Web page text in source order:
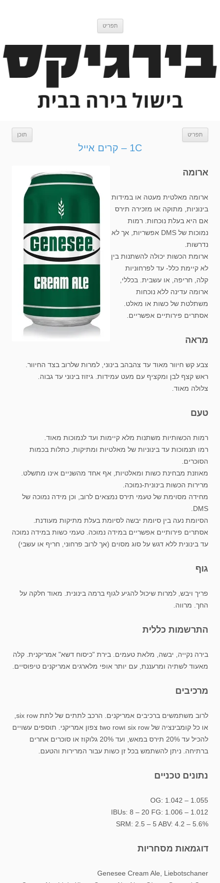
תפריט
תפריט תוכן
1C – קרים אייל
ארומה
ארומה מאלטית מעטה או במידות
בינוניות, מתוקה או מזכירה תירס
אם היא בעלת נוכחות. רמות
נמוכות של DMS אפשריות, אך לא
נדרשות.
ארומת הכשות יכולה להשתנות בין
לא קיימת כלל- עד לפרחוניות
קלה, חריפה, או עשבית. בכללי,
ארומה עדינה ללא נוכחות
משתלטת של כשות או מאלט.
אסתרים פירותיים אפשריים.
מראה
צבע קש חיוור מאוד עד צהבהב בינוני, למרות שלרוב בצד החיוור.
ראש קצף לבן ומקציף עם מעט עמידות. גיזוז בינוני עד גבוה.
צלולה מאוד.
טעם
רמות הכשותיות משתנות מלא קיימות ועד לנמוכות מאוד.
רמו תנמוכות עד בינוניות של מאלטיות ומתיקות, כתלות בכמות
הסוכרים.
מאוזנת מבחינת כשות ומאלטיות, אף אחד מהשניים אינו מתשלט.
מרירות הכשות בינונית-נמוכה.
מחידה מסוימת של טעמי תירס נמצאים לרוב, וכן מידה נמוכה של
DMS.
הסיומת נעה בין סיומת יבשה לסיומת בעלת מתיקות מעודנת.
אסתרים פירותיים אפשריים במידה נמוכה. טעמי כשות במידה נמוכה
עד בינונית ללא דגש על סוג מסוים (אך לרוב פרחוני, חריף או עשבי)
גוף
פריך ויבש, למרות שיכול להגיע לגוף ברמה בינונית. מאוד חלקה על
החך. מרווה.
התרשמות כללית
בירה נקייה, יבשה, מלאת טעמים. בירת "כיסוח דשא" אמריקנית. קלה
מאעוד לשתיה ומרעננת, עם יותר אופי מלארגים אמריקנים טיפוסיים.
מרכיבים
או כל קומבינציה של six row וtwo row צפון אמריקני. תוספים עשויים
להכיל עד 20% תירס במאש, ועד 20% גלוקוז או סוכרים אחרים
ברתיחה. ניתן להשתמש בכל זן כשות עבור המרירות והטעם.
נתונים טכניים
OG: 1.042 – 1.055
IBUs: 8 – 20 FG: 1.006 – 1.012
SRM: 2.5 – 5 ABV: 4.2 – 5.6%
דוגמאות מסחריות
Genesee Cream Ale, Liebotschaner